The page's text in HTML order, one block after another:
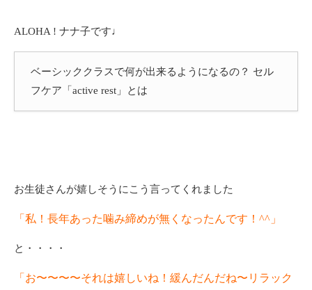
ALOHA ! ナナ子です♩
ベーシッククラスで何が出来るようになるの？ セル
フケア「active rest」とは
お生徒さんが嬉しそうにこう言ってくれました
「私！長年あった噛み締めが無くなったんです！^^」
と・・・・
「お〜〜〜〜それは嬉しいね！緩んだんだね〜リラック